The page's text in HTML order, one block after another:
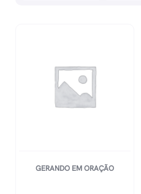
GERANDO EM ORAÇÃO